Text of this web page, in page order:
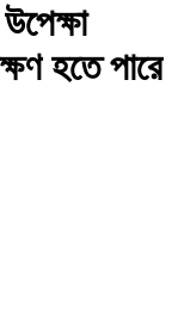
হতে পারে